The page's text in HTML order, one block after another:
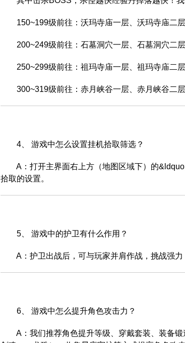
150~199级前往：沃玛寺庙一层、沃玛寺庙二层
200~249级前往：石墓洞穴一层、石墓洞穴二层
250~299级前往：祖玛寺庙一层、祖玛寺庙二层
300~319级前往：赤月峡谷一层、赤月峡谷二层
4、 游戏中怎么设置挂机拾取筛选？
A：打开主界面右上方（地图区域下）的
拾取的设置。
5、 游戏中的护卫有什么作用？
A：护卫出战后，可与玩家并肩作战，挑战强力
6、 游戏中怎么提升角色攻击力？
A：我们推荐角色提升等级、穿戴套装、装备锻